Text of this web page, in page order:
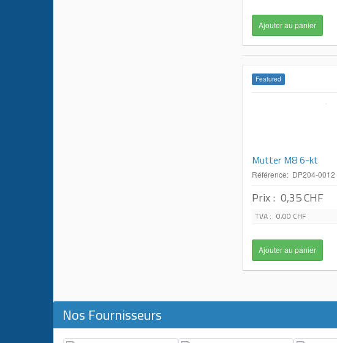
Featured
Mutter M8 6-kt
Référence: DP204-0012
Prix : 0,35 CHF
TVA : 0,00 CHF
Nos Fournisseurs